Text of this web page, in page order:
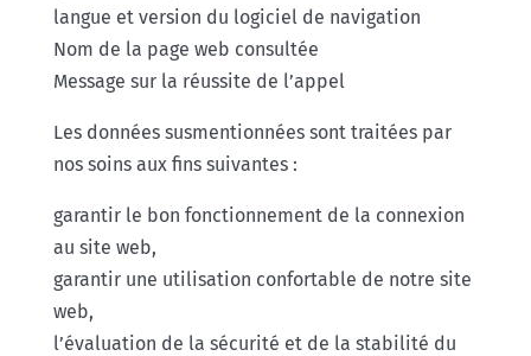
langue et version du logiciel de navigation
Nom de la page web consultée
Message sur la réussite de l’appel
Les données susmentionnées sont traitées par
nos soins aux fins suivantes :
garantir le bon fonctionnement de la connexion
au site web,
garantir une utilisation confortable de notre site
web,
l’évaluation de la sécurité et de la stabilité du